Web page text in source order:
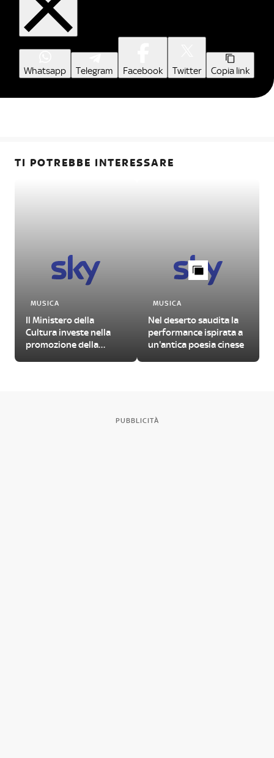
Whatsapp Telegram Facebook Twitter Copia link
TI POTREBBE INTERESSARE
MUSICA
Il Ministero della
Cultura investe nella
promozione della
MUSICA
Nel deserto saudita la
performance ispirata a
un'antica poesia cinese
PUBBLICITÀ